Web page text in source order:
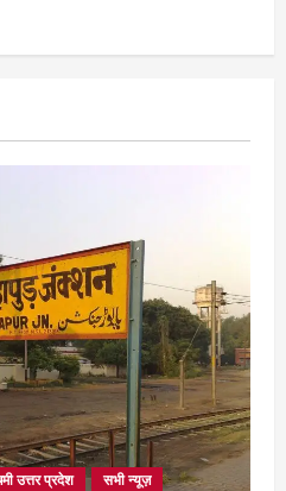
उत्तर प्रदेश सभी न्यूज़